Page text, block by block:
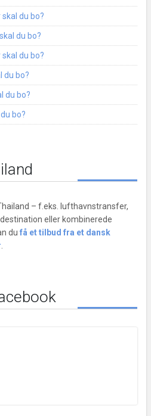
skal du bo?
du bo?
du bo?
du bo?
du bo?
bo?
– f.eks. lufthavnstransfer,
eller kombinerede
du få et tilbud fra et dansk